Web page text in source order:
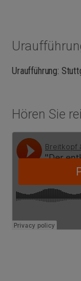
Uraufführung:
Hören Sie